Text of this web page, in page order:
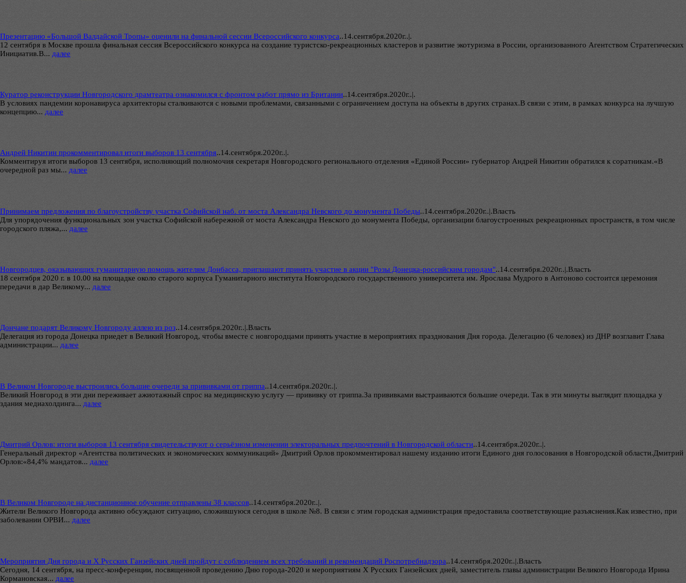
Презентацию «Большой Валдайской Тропы» оценили на финальной сессии Всероссийского конкурса..14.сентября.2020г..|.
12 сентября в Москве прошла финальная сессия Всероссийского конкурса на создание туристско-рекреационных кластеров и развитие экотуризма в России, организованного Агентством Стратегических
Инициатив.В... далее
Куратор реконструкции Новгородского драмтеатра ознакомился с фронтом работ прямо из Британии..14.сентября.2020г..|.
В условиях пандемии коронавируса архитекторы сталкиваются с новыми проблемами, связанными с ограничением доступа на объекты в других странах.В связи с этим, в рамках конкурса на лучшую
концепцию... далее
Андрей Никитин прокомментировал итоги выборов 13 сентября..14.сентября.2020г..|.
Комментируя итоги выборов 13 сентября, исполняющий полномочия секретаря Новгородского регионального отделения «Единой России» губернатор Андрей Никитин обратился к соратникам.«В
очередной раз мы... далее
Принимаем предложения по благоустройству участка Софийской наб. от моста Александра Невского до монумента Победы..14.сентября.2020г..|.Власть
Для упорядочения функциональных зон участка Софийской набережной от моста Александра Невского до монумента Победы, организации благоустроенных рекреационных пространств, в том числе
городского пляжа,... далее
Новгородцев, оказывающих гуманитарную помощь жителям Донбасса, приглашают принять участие в акции "Розы Донецка-российским городам"..14.сентября.2020г..|.Власть
18 сентября 2020 г. в 10.00 на площадке около старого корпуса Гуманитарного института Новгородского государственного университета им. Ярослава Мудрого в Антоново состоится церемония
передачи в дар Великому... далее
Дончане подарят Великому Новгороду аллею из роз..14.сентября.2020г..|.Власть
Делегация из города Донецка приедет в Великий Новгород, чтобы вместе с новгородцами принять участие в мероприятиях празднования Дня города. Делегацию (6 человек) из ДНР возглавит Глава
администрации... далее
В Великом Новгороде выстроились большие очереди за прививками от гриппа..14.сентября.2020г..|.
Великий Новгород в эти дни переживает ажиотажный спрос на медицинскую услугу — прививку от гриппа.За прививками выстраиваются большие очереди. Так в эти минуты выглядит площадка у
здания медиахолдинга... далее
Дмитрий Орлов: итоги выборов 13 сентября свидетельствуют о серьёзном изменении электоральных предпочтений в Новгородской области..14.сентября.2020г..|.
Генеральный директор «Агентства политических и экономических коммуникаций» Дмитрий Орлов прокомментировал нашему изданию итоги Единого дня голосования в Новгородской области.Дмитрий
Орлов:«84,4% мандатов... далее
В Великом Новгороде на дистанционное обучение отправлены 38 классов..14.сентября.2020г..|.
Жители Великого Новгорода активно обсуждают ситуацию, сложившуюся сегодня в школе №8. В связи с этим городская администрация предоставила соответствующие разъяснения.Как известно, при
заболевании ОРВИ... далее
Мероприятия Дня города и Х Русских Ганзейских дней пройдут с соблюдением всех требований и рекомендаций Роспотребнадзора..14.сентября.2020г..|.Власть
Сегодня, 14 сентября, на пресс-конференции, посвященной проведению Дню города-2020 и мероприятиям Х Русских Ганзейских дней, заместитель главы администрации Великого Новгорода Ирина
Кормановская... далее